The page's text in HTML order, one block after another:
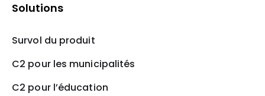
Solutions
Survol du produit
C2 pour les municipalités
C2 pour l’éducation